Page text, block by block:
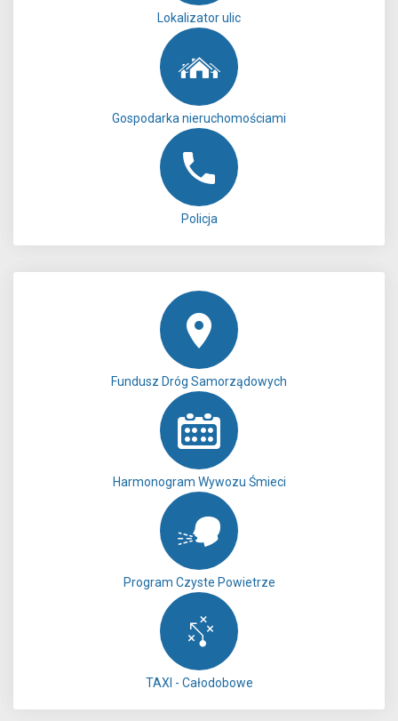
Lokalizator ulic
Gospodarka nieruchomościami
Policja
Fundusz Dróg Samorządowych
Harmonogram Wywozu Śmieci
Program Czyste Powietrze
TAXI - Całodobowe